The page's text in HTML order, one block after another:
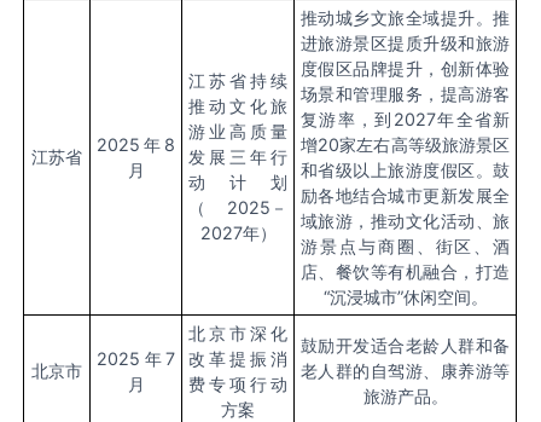
江苏省
2025 年 8
月
江苏省持续
推动文化旅
游业高质量
发展三年行
动计划
（ 2025 －
2027年）
推动城乡文旅全域提升。推
进旅游景区提质升级和旅游
度假区品牌提升，创新体验
场景和管理服务，提高游客
复游率，到 2027年全省新
增20家左右高等级旅游景区
和省级以上旅游度假区。鼓
励各地结合城市更新发展全
域旅游，推动文化活动、旅
游景点与商圈、街区、酒
店、餐饮等有机融合，打造
“沉浸城市”休闲空间。
北京市
2025 年7
月
北京市深化
改革提振消
费专项行动
方案
鼓励开发适合老龄人群和备
老人群的自驾游、康养游等
旅游产品。